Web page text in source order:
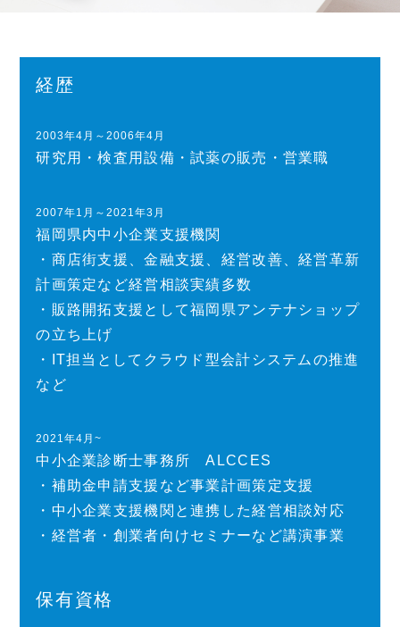
経歴
2003年4月～2006年4月
研究用・検査用設備・試薬の販売・営業職
2007年1月～2021年3月
福岡県内中小企業支援機関
・商店街支援、金融支援、経営改善、経営革新
計画策定など経営相談実績多数
・販路開拓支援として福岡県アンテナショップ
の立ち上げ
・IT担当としてクラウド型会計システムの推進
など
2021年4月~
中小企業診断士事務所 ALCCES
・補助金申請支援など事業計画策定支援
・中小企業支援機関と連携した経営相談対応
・経営者・創業者向けセミナーなど講演事業
保有資格